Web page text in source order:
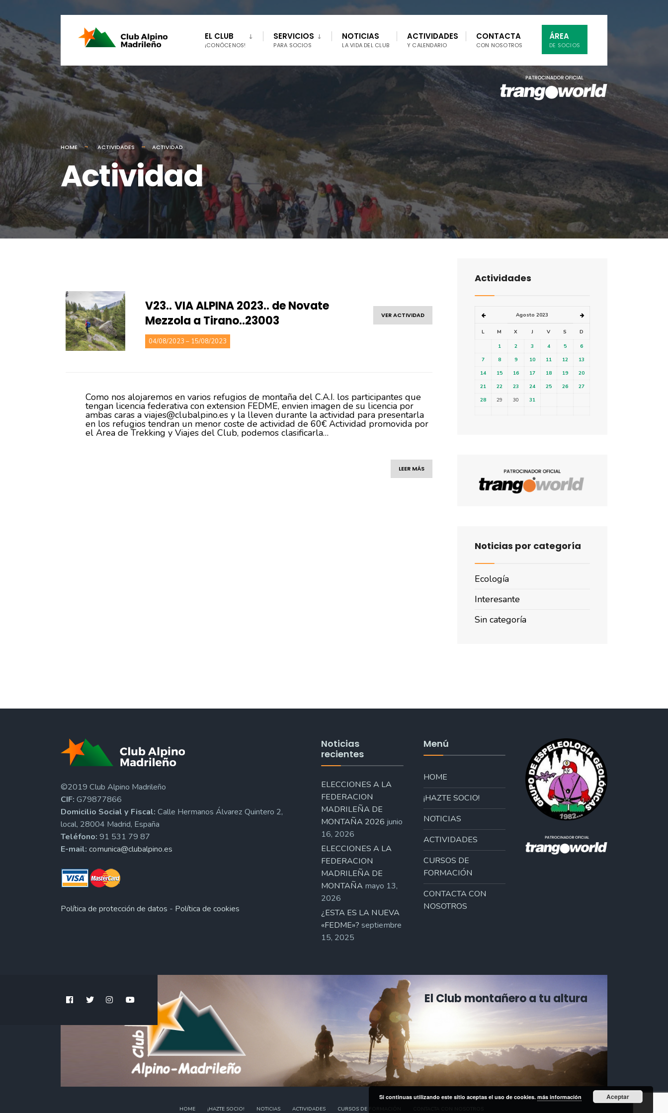
EL CLUB
¡CONÓCENOS!
SERVICIOS
PARA SOCIOS
NOTICIAS
LA VIDA DEL CLUB
ACTIVIDADES
Y CALENDARIO
CONTACTA
CON NOSOTROS
ÁREA
DE SOCIOS
HOME ACTIVIDADES ACTIVIDAD
Actividad
VER ACTIVIDAD
V23.. VIA ALPINA 2023.. de Novate
Mezzola a Tirano..23003
04/08/2023 – 15/08/2023
Como nos alojaremos en varios refugios de montaña del C.A.I. los participantes que
tengan licencia federativa con extension FEDME, envien imagen de su licencia por
ambas caras a viajes@clubalpino.es y la lleven durante la actividad para presentarla
en los refugios tendran un menor coste de actividad de 60€ Actividad promovida por
el Area de Trekking y Viajes del Club, podemos clasificarla…
LEER MÁS
Actividades
Agosto 2023
L M X J V S D
1 2 3 4 5
6
7
8 9 10 11 12
13
14
15 16 17 18 19
20
21
22 23 24 25 26
27
28
29 30 31
Noticias por categoría
Ecología
Interesante
Sin categoría
©2019 Club Alpino Madrileño
CIF: G79877866
Domicilio Social y Fiscal: Calle Hermanos Álvarez Quintero 2,
local, 28004 Madrid, España
Teléfono: 91 531 79 87
E-mail: comunica@clubalpino.es
Política de protección de datos - Política de cookies
Noticias
recientes
ELECCIONES A LA
FEDERACION
MADRILEÑA DE
MONTAÑA 2026 junio
16, 2026
ELECCIONES A LA
FEDERACION
MADRILEÑA DE
MONTAÑA mayo 13,
2026
¿ESTA ES LA NUEVA
«FEDME»? septiembre
15, 2025
Menú
HOME
¡HAZTE SOCIO!
NOTICIAS
ACTIVIDADES
CURSOS DE
FORMACIÓN
CONTACTA CON
NOSOTROS
El Club montañero a tu altura
HOME ¡HAZTE SOCIO! NOTICIAS ACTIVIDADES CURSOS DE FORMACIÓN CONTACTA CON NOSOTROS
Si continuas utilizando este sitio aceptas el uso de cookies. más información Aceptar